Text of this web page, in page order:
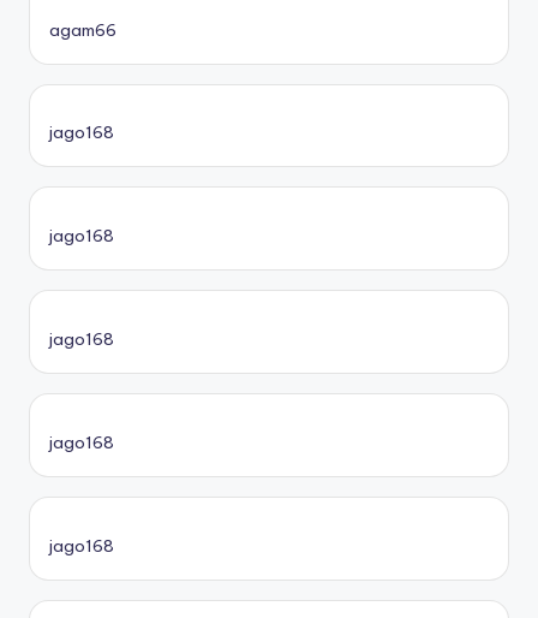
agam66
jago168
jago168
jago168
jago168
jago168